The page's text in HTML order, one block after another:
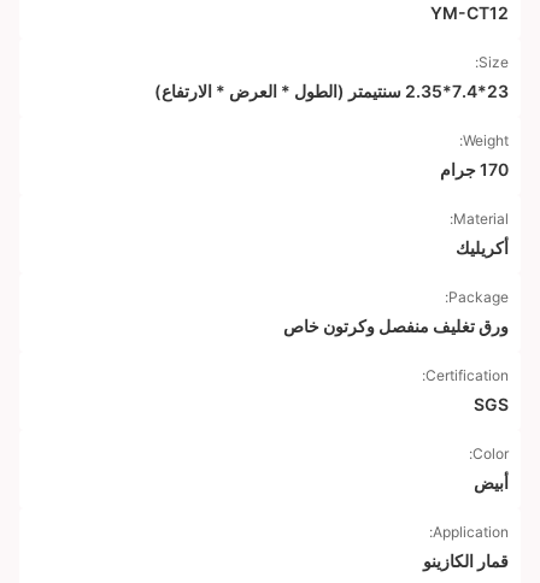
YM-CT12
Size:
23*7.4*2.35 سنتيمتر (الطول * العرض * الارتفاع)
Weight:
170 جرام
Material:
أكريليك
Package:
ورق تغليف منفصل وكرتون خاص
Certification:
SGS
Color:
أبيض
Application:
قمار الكازينو